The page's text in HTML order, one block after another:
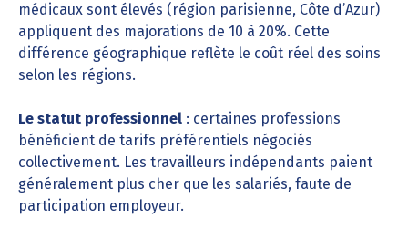
médicaux sont élevés (région parisienne, Côte d’Azur)
appliquent des majorations de 10 à 20%. Cette
différence géographique reflète le coût réel des soins
selon les régions.
Le statut professionnel : certaines professions
bénéficient de tarifs préférentiels négociés
collectivement. Les travailleurs indépendants paient
généralement plus cher que les salariés, faute de
participation employeur.